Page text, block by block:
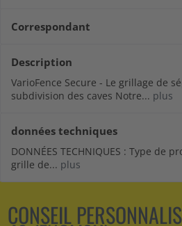
Correspondant
Description
VarioFence Secure - Le grillage de
subdivision des caves Notre... plus
données techniques
DONNÉES TECHNIQUES : Type de
grille de... plus
CONSEIL